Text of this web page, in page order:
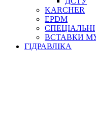
ПІДДОНИ ДЛЯ
МОДУЛЬНІ АЗС
МЕТРОЛОГІЧНЕ
ЛІЧИЛЬНИКИ І
КОТУШКИ ДЛЯ
KARCHER
EPDM
СПЕЦІАЛЬНІ
ВСТАВКИ
ГІДРАВЛІКА